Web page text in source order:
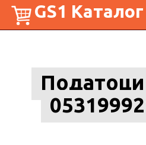
GS1 Каталог
Податоци